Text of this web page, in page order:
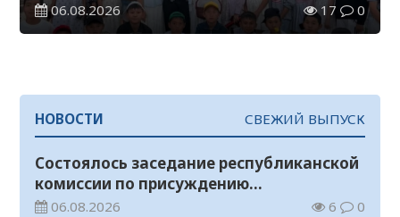
06.08.2026 17 0
НОВОСТИ СВЕЖИЙ ВЫПУСК
Состоялось заседание республиканской
комиссии по присуждению
образовательных грантов
06.08.2026 6 0